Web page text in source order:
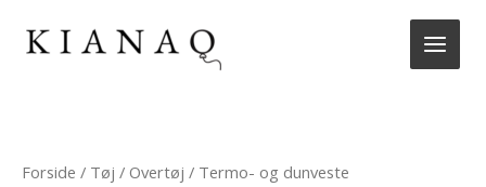
Forside / Tøj / Overtøj / Termo- og dunveste